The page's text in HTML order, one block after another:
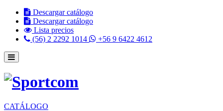
Descargar catálogo
Descargar catálogo
Lista precios
(56) 2 2292 1014
+56 9 6422 4612
CATÁLOGO